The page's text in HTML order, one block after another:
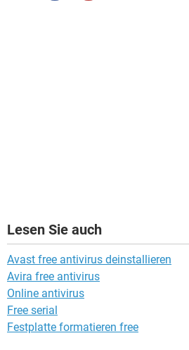
Lesen Sie auch
Avast free antivirus deinstallieren
Avira free antivirus
Online antivirus
Free serial
Festplatte formatieren free